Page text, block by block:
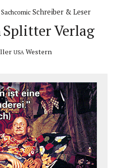
Sachcomic Schreiber & Leser
Splitter Verlag
USA Western